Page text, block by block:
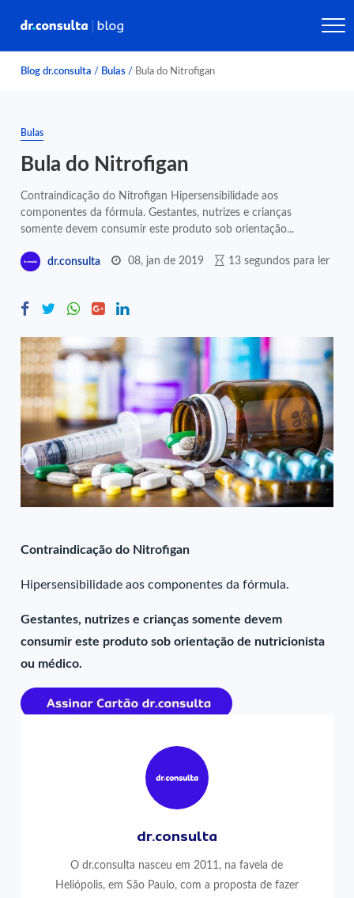
Blog dr.consulta / Bulas / Bula do Nitrofigan
Bulas
Bula do Nitrofigan
Contraindicação do Nitrofigan Hipersensibilidade aos
componentes da fórmula. Gestantes, nutrizes e crianças
somente devem consumir este produto sob orientação...
dr.consulta 08, jan de 2019 13 segundos para ler
Contraindicação do Nitrofigan
Hipersensibilidade aos componentes da fórmula.
Gestantes, nutrizes e crianças somente devem
consumir este produto sob orientação de nutricionista
ou médico.
dr.consulta
O dr.consulta nasceu em 2011, na favela de
Heliópolis, em São Paulo, com a proposta de fazer